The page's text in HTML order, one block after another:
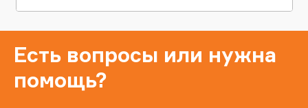
Есть вопросы или нужна
помощь?